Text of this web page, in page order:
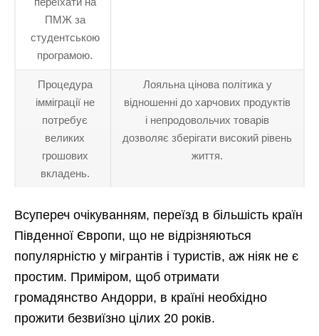
ПМЖ за
студентською
програмою.
Процедура
імміграції не
потребує
великих
грошових
вкладень.
Лояльна цінова політика у
відношенні до харчових продуктів
і непродовольчих товарів
дозволяє зберігати високий рівень
життя.
Всупереч очікуванням, переїзд в більшість країн
Південної Європи, що не відрізняються
популярністю у мігрантів і туристів, аж ніяк не є
простим. Приміром, щоб отримати
громадянство Андорри, в країні необхідно
прожити безвиїзно цілих 20 років.